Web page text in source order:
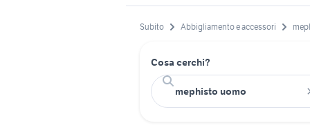
Subito Abbigliamento e accessori
Cosa cerchi?